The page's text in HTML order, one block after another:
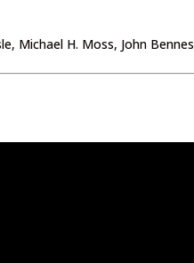
Michael H. Moss, John Bennes